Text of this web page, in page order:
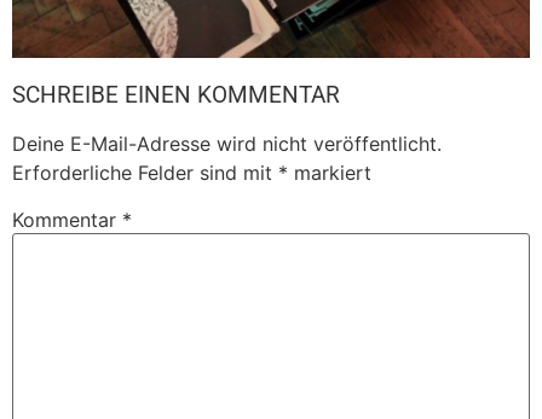
SCHREIBE EINEN KOMMENTAR
Deine E-Mail-Adresse wird nicht veröffentlicht.
Erforderliche Felder sind mit * markiert
Kommentar *